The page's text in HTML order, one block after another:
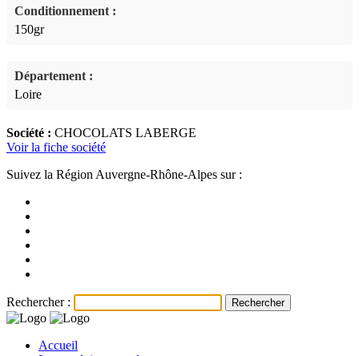
Conditionnement :
150gr
Département :
Loire
Société : CHOCOLATS LABERGE
Voir la fiche société
Suivez la Région Auvergne-Rhône-Alpes sur :
Rechercher :
Accueil